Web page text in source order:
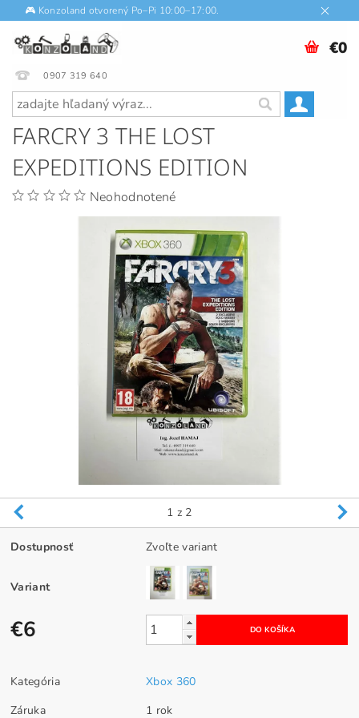
🎮 Konzoland otvorený Po–Pi 10:00–17:00.
0907 319 640
€0
FARCRY 3 THE LOST
EXPEDITIONS EDITION
Neohodnotené
1 z 2
Dostupnosť Zvoľte variant
Variant
€6
Kategória
Xbox 360
Záruka
1 rok